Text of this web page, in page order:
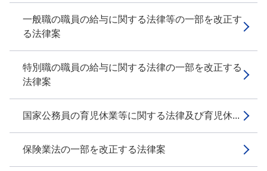
一般職の職員の給与に関する法律等の一部を改正す
る法律案
特別職の職員の給与に関する法律の一部を改正する
法律案
国家公務員の育児休業等に関する法律及び育児休...
保険業法の一部を改正する法律案